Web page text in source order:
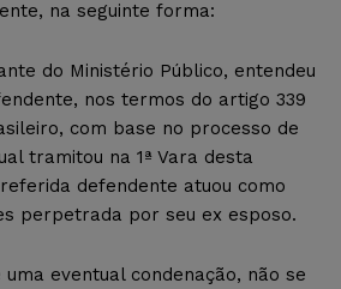
na seguinte forma:
do Ministério Público, entendeu
nos termos do artigo 339
com base no processo de
tramitou na 1ª Vara desta
defendente atuou como
perpetrada por seu ex esposo.
eventual condenação, não se